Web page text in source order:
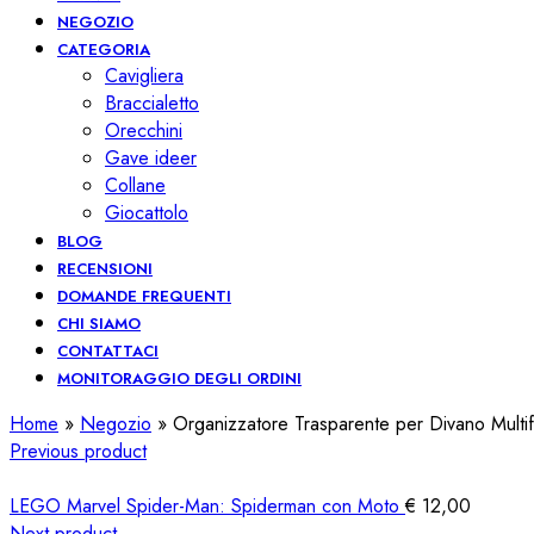
NEGOZIO
CATEGORIA
Cavigliera
Braccialetto
Orecchini
Gave ideer
Collane
Giocattolo
BLOG
RECENSIONI
DOMANDE FREQUENTI
CHI SIAMO
CONTATTACI
MONITORAGGIO DEGLI ORDINI
Home » Negozio » Organizzatore Trasparente per Divano
Previous product
LEGO Marvel Spider-Man: Spiderman con Moto€ 12,00